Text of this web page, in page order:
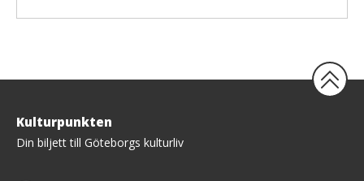
Tillbaka
upp
Kulturpunkten
Din biljett till Göteborgs kulturliv